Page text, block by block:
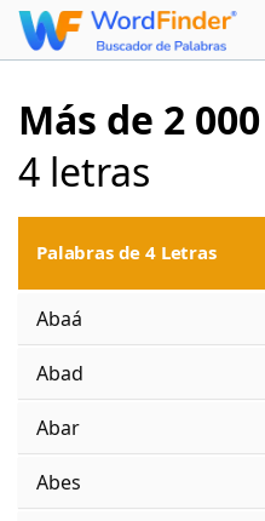
Más de 2
4 letras
Palabras de 4 Letras
Abaá
Abad
Abar
Abes